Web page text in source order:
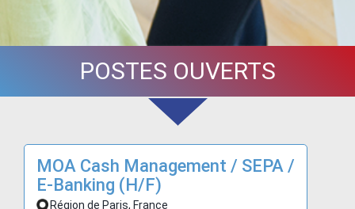
POSTES OUVERTS
MOA Cash Management / SEPA /
E-Banking (H/F)
Région de Paris, France